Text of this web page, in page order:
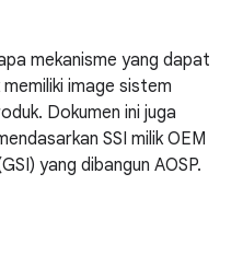
mekanisme yang dapat
image sistem
Dokumen ini juga
SSI milik OEM
yang dibangun AOSP.